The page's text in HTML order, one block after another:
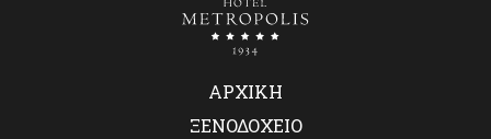
ΑΡΧΙΚΗ
ΑΡΧΙΚΗ
ΞΕΝΟΔΟΧΕΙΟ